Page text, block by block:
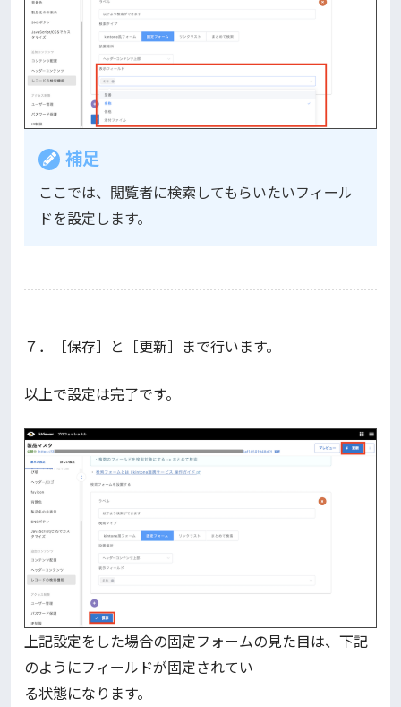
補足
ここでは、閲覧者に検索してもらいたいフィール
ドを設定します。
７．［保存］と［更新］まで行います。
以上で設定は完了です。
上記設定をした場合の固定フォームの見た目は、下記
のようにフィールドが固定されてい
る状態になります。